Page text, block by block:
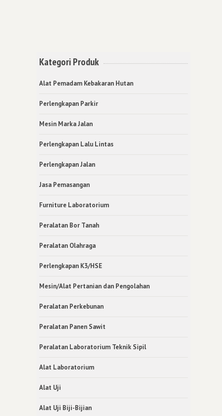
Kategori Produk
Alat Pemadam Kebakaran Hutan
Perlengkapan Parkir
Mesin Marka Jalan
Perlengkapan Lalu Lintas
Perlengkapan Jalan
Jasa Pemasangan
Furniture Laboratorium
Peralatan Bor Tanah
Peralatan Olahraga
Perlengkapan K3/HSE
Mesin/Alat Pertanian dan Pengolahan
Peralatan Perkebunan
Peralatan Panen Sawit
Peralatan Laboratorium Teknik Sipil
Alat Laboratorium
Alat Uji
Alat Uji Biji-Bijian